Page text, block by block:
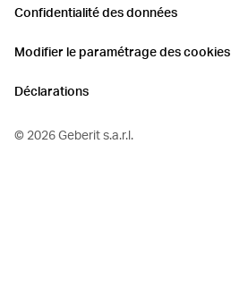
Confidentialité des données
Modifier le paramétrage des cookies
Déclarations
© 2026 Geberit s.a.r.l.